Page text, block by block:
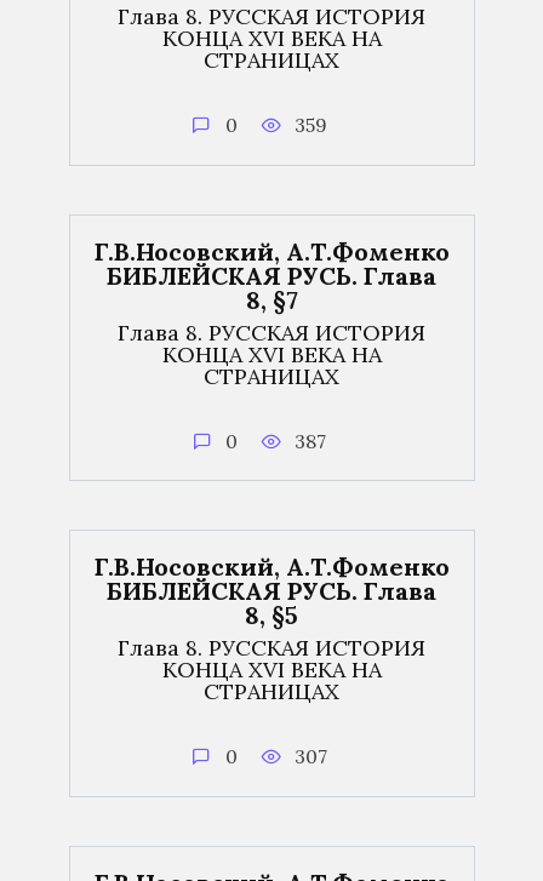
Глава 8. РУССКАЯ ИСТОРИЯ
КОНЦА XVI ВЕКА НА
СТРАНИЦАХ
0 359
Г.В.Носовский, А.Т.Фоменко
БИБЛЕЙСКАЯ РУСЬ. Глава
8, §7
Глава 8. РУССКАЯ ИСТОРИЯ
КОНЦА XVI ВЕКА НА
СТРАНИЦАХ
0 387
Г.В.Носовский, А.Т.Фоменко
БИБЛЕЙСКАЯ РУСЬ. Глава
8, §5
Глава 8. РУССКАЯ ИСТОРИЯ
КОНЦА XVI ВЕКА НА
СТРАНИЦАХ
0 307